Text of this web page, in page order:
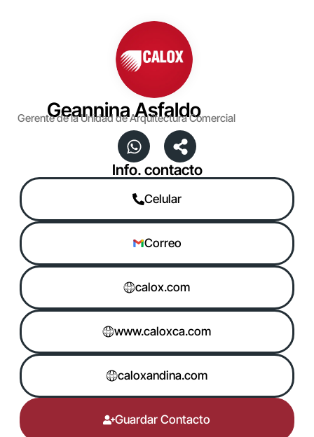
Geannina Asfaldo
Gerente de la Unidad de Arquitectura Comercial
Info. contacto
Celular
Correo
calox.com
www.caloxca.com
caloxandina.com
Guardar Contacto